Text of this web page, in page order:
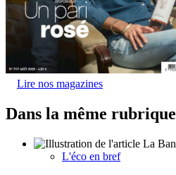
Lire nos magazines
Dans la même rubrique
L'éco en bref